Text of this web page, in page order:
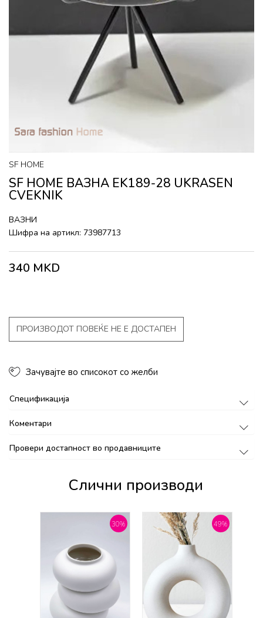
SF HOME
SF HOME ВАЗНА EK189-28 UKRASEN
CVEKNIK
ВАЗНИ
Шифра на артикл: 73987713
340 MKD
ПРОИЗВОДОТ ПОВЕЌЕ НЕ Е ДОСТАПЕН
Зачувајте во списокот со желби
Спецификација
Коментари
Провери достапност во продавниците
Слични производи
30% 49%